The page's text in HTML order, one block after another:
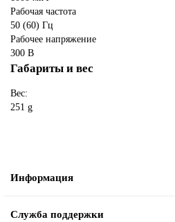
Рабочая частота
50 (60) Гц
Рабочее напряжение
300 В
Габариты и вес
Вес:
251 g
Информация
Служба поддержки